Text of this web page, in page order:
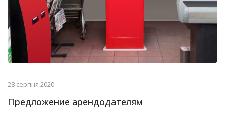
28 серпня 2020
Предложение арендодателям